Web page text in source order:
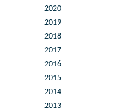
2020
2019
2018
2017
2016
2015
2014
2013